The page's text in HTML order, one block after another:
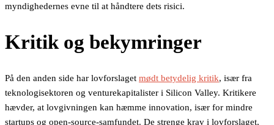
myndighedernes evne til at håndtere dets risici.
Kritik og bekymringer
På den anden side har lovforslaget mødt betydelig kritik, især fra
teknologisektoren og venturekapitalister i Silicon Valley. Kritikere
hævder, at lovgivningen kan hæmme innovation, især for mindre
startups og open-source-samfundet. De strenge krav i lovforslaget,